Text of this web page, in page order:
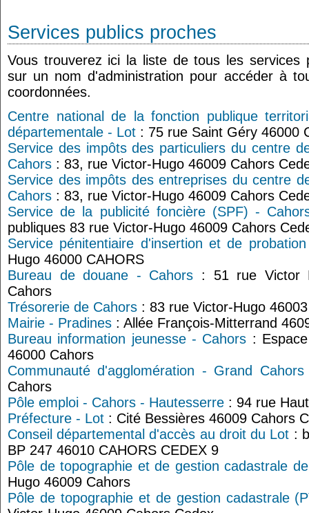
Services publics proches
Vous trouverez ici la liste de tous les services
sur un nom d'administration pour accéder à
coordonnées.
Centre national de la fonction publique
départementale - Lot : 75 rue Saint Géry 46000
Service des impôts des particuliers du centre
Cahors : 83, rue Victor-Hugo 46009 Cahors
Service des impôts des entreprises du centre
Cahors : 83, rue Victor-Hugo 46009 Cahors
Service de la publicité foncière (SPF) -
publiques 83 rue Victor-Hugo 46009 Cahors
Service pénitentiaire d'insertion et de
Hugo 46000 CAHORS
Bureau de douane - Cahors : 51 rue Victor
Cahors
Trésorerie de Cahors : 83 rue Victor-Hugo
Mairie - Pradines : Allée François-Mitterrand
Bureau information jeunesse - Cahors :
46000 Cahors
Communauté d'agglomération - Grand Cahors
Cahors
Pôle emploi - Cahors - Hautesserre : 94 rue
Préfecture - Lot : Cité Bessières 46009 Cahors
Conseil départemental d'accès au droit du Lot :
BP 247 46010 CAHORS CEDEX 9
Pôle de topographie et de gestion cadastrale
Hugo 46009 Cahors
Pôle de topographie et de gestion cadastrale